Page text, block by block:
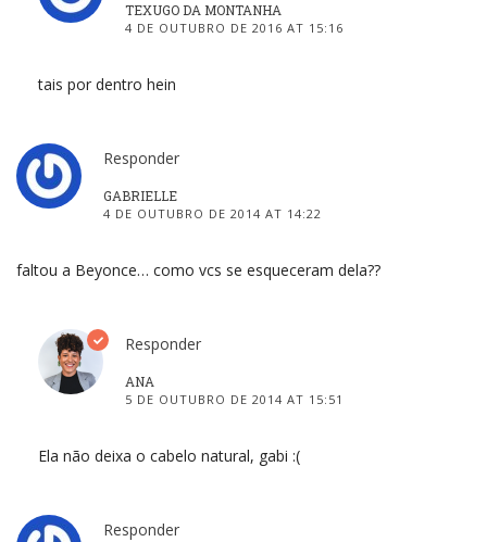
TEXUGO DA MONTANHA
4 DE OUTUBRO DE 2016 AT 15:16
tais por dentro hein
Responder
GABRIELLE
4 DE OUTUBRO DE 2014 AT 14:22
faltou a Beyonce… como vcs se esqueceram dela??
Responder
ANA
5 DE OUTUBRO DE 2014 AT 15:51
Ela não deixa o cabelo natural, gabi :(
Responder